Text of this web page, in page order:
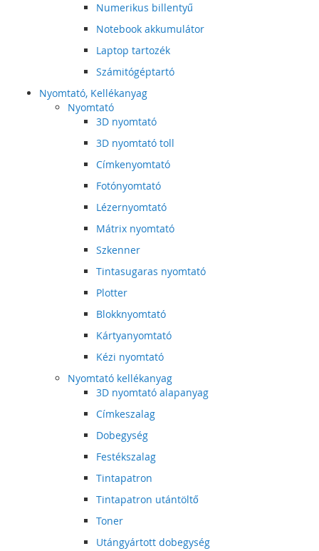
Numerikus billentyű
Notebook akkumulátor
Laptop tartozék
Számitógéptartó
Nyomtató, Kellékanyag
Nyomtató
3D nyomtató
3D nyomtató toll
Címkenyomtató
Fotónyomtató
Lézernyomtató
Mátrix nyomtató
Szkenner
Tintasugaras nyomtató
Plotter
Blokknyomtató
Kártyanyomtató
Kézi nyomtató
Nyomtató kellékanyag
3D nyomtató alapanyag
Címkeszalag
Dobegység
Festékszalag
Tintapatron
Tintapatron utántöltő
Toner
Utángyártott dobegység